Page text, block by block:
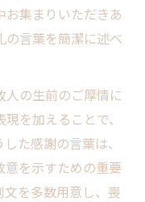
お集まりいただきあ
の言葉を簡潔に述べ
人の生前のご厚情に
を加えることで、
た感謝の言葉は、
意を示すための重要
を多数用意し、喪